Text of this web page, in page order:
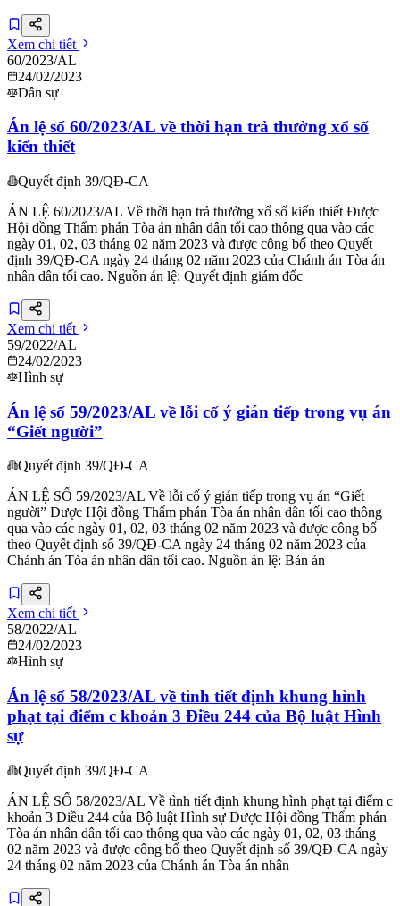
Xem chi tiết
60/2023/AL
24/02/2023
Dân sự
Án lệ số 60/2023/AL về thời hạn trả thưởng xổ số
kiến thiết
Quyết định 39/QĐ-CA
ÁN LỆ 60/2023/AL Về thời hạn trả thưởng xổ số kiến thiết Được
Hội đồng Thẩm phán Tòa án nhân dân tối cao thông qua vào các
ngày 01, 02, 03 tháng 02 năm 2023 và được công bố theo Quyết
định 39/QĐ-CA ngày 24 tháng 02 năm 2023 của Chánh án Tòa án
nhân dân tối cao. Nguồn án lệ: Quyết định giám đốc
Xem chi tiết
59/2022/AL
24/02/2023
Hình sự
Án lệ số 59/2023/AL về lỗi cố ý gián tiếp trong vụ án
“Giết người”
Quyết định 39/QĐ-CA
ÁN LỆ SỐ 59/2023/AL Về lỗi cố ý gián tiếp trong vụ án “Giết
người” Được Hội đồng Thẩm phán Tòa án nhân dân tối cao thông
qua vào các ngày 01, 02, 03 tháng 02 năm 2023 và được công bố
theo Quyết định số 39/QĐ-CA ngày 24 tháng 02 năm 2023 của
Chánh án Tòa án nhân dân tối cao. Nguồn án lệ: Bản án
Xem chi tiết
58/2022/AL
24/02/2023
Hình sự
Án lệ số 58/2023/AL về tình tiết định khung hình
phạt tại điểm c khoản 3 Điều 244 của Bộ luật Hình
sự
Quyết định 39/QĐ-CA
ÁN LỆ SỐ 58/2023/AL Về tình tiết định khung hình phạt tại điểm c
khoản 3 Điều 244 của Bộ luật Hình sự Được Hội đồng Thẩm phán
Tòa án nhân dân tối cao thông qua vào các ngày 01, 02, 03 tháng
02 năm 2023 và được công bố theo Quyết định số 39/QĐ-CA ngày
24 tháng 02 năm 2023 của Chánh án Tòa án nhân